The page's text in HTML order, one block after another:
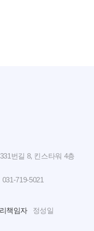
번길 8, 킨스타워 4층
031-719-5021
책임자
정성일